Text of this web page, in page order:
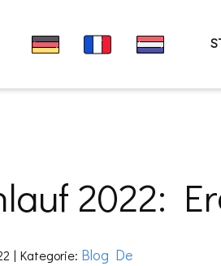
2022:
Kategorie: Blog De